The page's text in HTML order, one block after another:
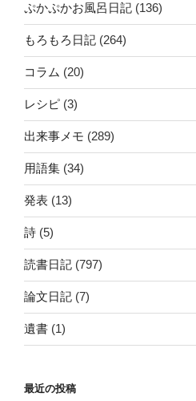
ぷかぷかお風呂日記 (136)
もろもろ日記 (264)
コラム (20)
レシピ (3)
出来事メモ (289)
用語集 (34)
発表 (13)
詩 (5)
読書日記 (797)
論文日記 (7)
遺書 (1)
最近の投稿